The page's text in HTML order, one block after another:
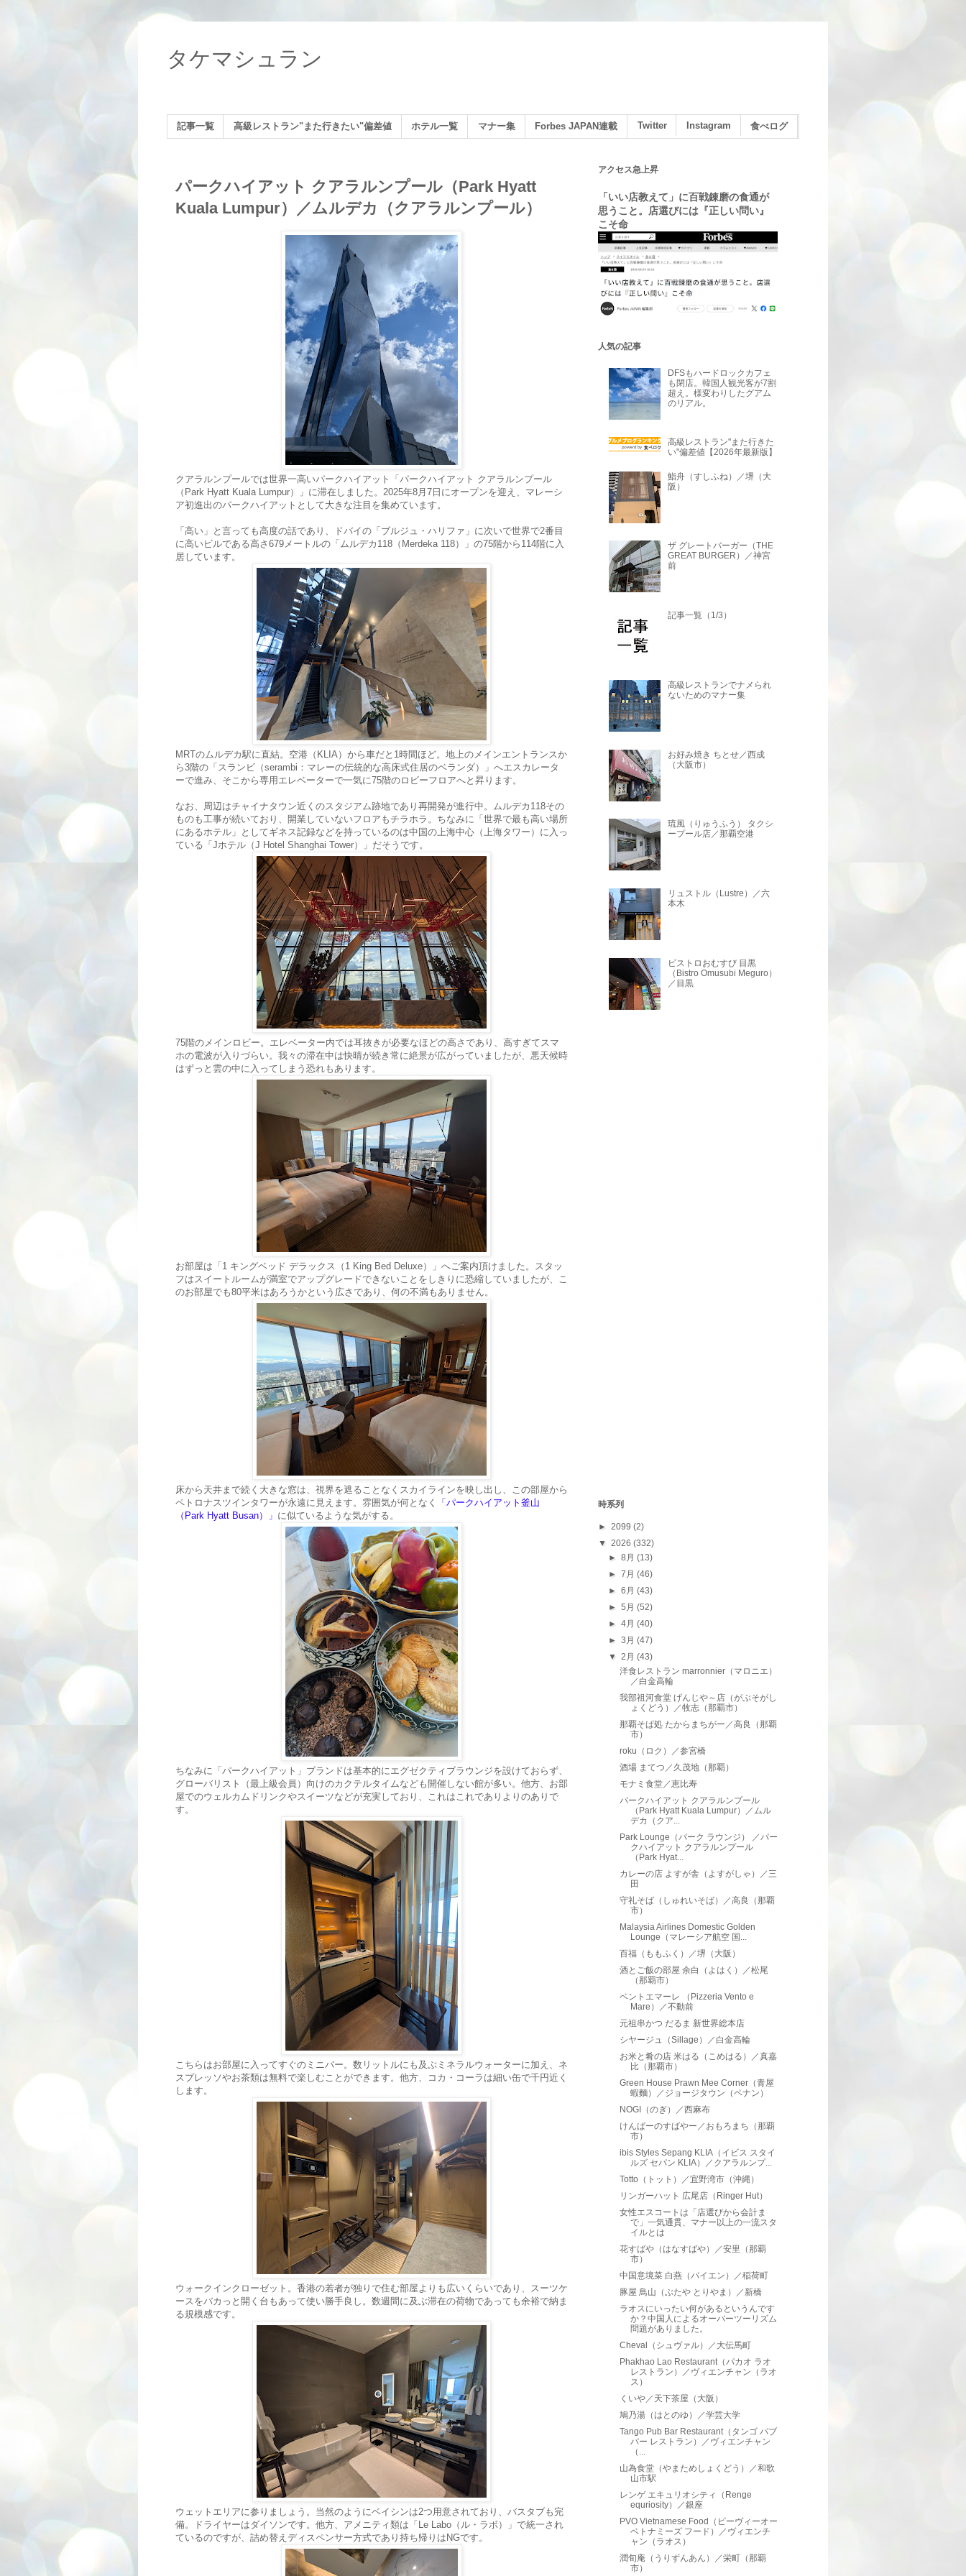
タケマシュラン
記事一覧 高級レストラン"また行きたい"偏差値 ホテル一覧 マナー集 Forbes JAPAN連載 Twitter Instagram 食べログ
パークハイアット クアラルンプール（Park Hyatt
Kuala Lumpur）／ムルデカ（クアラルンプール）
クアラルンプールでは世界一高いパークハイアット「パークハイアット クアラルンプール
（Park Hyatt Kuala Lumpur）」に滞在しました。2025年8月7日にオープンを迎え、マレーシ
ア初進出のパークハイアットとして大きな注目を集めています。
「高い」と言っても高度の話であり、ドバイの「ブルジュ・ハリファ」に次いで世界で2番目
に高いビルである高さ679メートルの「ムルデカ118（Merdeka 118）」の75階から114階に入
居しています。
MRTのムルデカ駅に直結。空港（KLIA）から車だと1時間ほど。地上のメインエントランスか
ら3階の「スランビ（serambi：マレーの伝統的な高床式住居のベランダ）」へエスカレータ
ーで進み、そこから専用エレベーターで一気に75階のロビーフロアへと昇ります。
なお、周辺はチャイナタウン近くのスタジアム跡地であり再開発が進行中。ムルデカ118その
ものも工事が続いており、開業していないフロアもチラホラ。ちなみに「世界で最も高い場所
にあるホテル」としてギネス記録などを持っているのは中国の上海中心（上海タワー）に入っ
ている「Jホテル（J Hotel Shanghai Tower）」だそうです。
75階のメインロビー。エレベーター内では耳抜きが必要なほどの高さであり、高すぎてスマ
ホの電波が入りづらい。我々の滞在中は快晴が続き常に絶景が広がっていましたが、悪天候時
はずっと雲の中に入ってしまう恐れもあります。
お部屋は「1 キングベッド デラックス（1 King Bed Deluxe）」へご案内頂けました。スタッ
フはスイートルームが満室でアップグレードできないことをしきりに恐縮していましたが、こ
のお部屋でも80平米はあろうかという広さであり、何の不満もありません。
床から天井まで続く大きな窓は、視界を遮ることなくスカイラインを映し出し、この部屋から
ペトロナスツインタワーが永遠に見えます。雰囲気が何となく
「パークハイアット釜山
（Park Hyatt Busan）」 に似ているような気がする。
ちなみに「パークハイアット」ブランドは基本的にエグゼクティブラウンジを設けておらず、
グローバリスト（最上級会員）向けのカクテルタイムなども開催しない館が多い。他方、お部
屋でのウェルカムドリンクやスイーツなどが充実しており、これはこれでありよりのありで
す。
こちらはお部屋に入ってすぐのミニバー。数リットルにも及ぶミネラルウォーターに加え、ネ
スプレッソやお茶類は無料で楽しむことができます。他方、コカ・コーラは細い缶で千円近く
します。
ウォークインクローゼット。香港の若者が独りで住む部屋よりも広いくらいであり、スーツケ
ースをバカっと開く台もあって使い勝手良し。数週間に及ぶ滞在の荷物であっても余裕で納ま
る規模感です。
ウェットエリアに参りましょう。当然のようにベイシンは2つ用意されており、バスタブも完
備。ドライヤーはダイソンです。他方、アメニティ類は「Le Labo（ル・ラボ）」で統一され
ているのですが、詰め替えディスペンサー方式であり持ち帰りはNGです。
アクセス急上昇
「いい店教えて」に百戦錬磨の食通が
思うこと。店選びには『正しい問い』
こそ命
人気の記事
DFSもハードロックカフェ
も閉店。韓国人観光客が7割
超え。様変わりしたグアム
のリアル。
高級レストラン"また行きた
い"偏差値【2026年最新版】
鮨舟（すしふね）／堺（大
阪）
ザ グレートバーガー（THE
GREAT BURGER）／神宮
前
記事一覧（1/3）
高級レストランでナメられ
ないためのマナー集
お好み焼き ちとせ／西成
（大阪市）
琉風（りゅうふう） タクシ
ープール店／那覇空港
リュストル（Lustre）／六
本木
ビストロおむすび 目黒
（Bistro Omusubi Meguro）
／目黒
時系列
► 2099 (2)
▼ 2026 (332)
►8月(13)
►7月(46)
►6月(43)
►5月(52)
►4月(40)
►3月(47)
▼2月(43)
洋食レストラン marronnier（マロニエ）
／白金高輪
我部祖河食堂 げんじや～店（がぶそがし
ょくどう）／牧志（那覇市）
那覇そば処 たからまちがー／高良（那覇
市）
roku（ロク）／参宮橋
酒場 まてつ／久茂地（那覇）
モナミ食堂／恵比寿
パークハイアット クアラルンプール
（Park Hyatt Kuala Lumpur）／ムル
デカ（クア...
Park Lounge（パーク ラウンジ） ／パー
クハイアット クアラルンプール
（Park Hyat...
カレーの店 よすが舎（よすがしゃ）／三
田
守礼そば（しゅれいそば）／高良（那覇
市）
Malaysia Airlines Domestic Golden
Lounge（マレーシア航空 国...
百福（ももふく）／堺（大阪）
酒とご飯の部屋 余白（よはく）／松尾
（那覇市）
ベントエマーレ （Pizzeria Vento e
Mare）／不動前
元祖串かつ だるま 新世界総本店
シヤージュ（Sillage）／白金高輪
お米と肴の店 米はる（こめはる）／真嘉
比（那覇市）
Green House Prawn Mee Corner（青屋
蝦麵）／ジョージタウン（ペナン）
NOGI（のぎ）／西麻布
けんぱーのすばやー／おもろまち（那覇
市）
ibis Styles Sepang KLIA（イビス スタイ
ルズ セパン KLIA）／クアラルンプ...
Totto（トット）／宜野湾市（沖縄）
リンガーハット 広尾店（Ringer Hut）
女性エスコートは「店選びから会計ま
で」一気通貫、マナー以上の一流スタ
イルとは
花すばや（はなすばや）／安里（那覇
市）
中国意境菜 白燕（バイエン）／稲荷町
豚屋 鳥山（ぶたや とりやま）／新橋
ラオスにいったい何があるというんです
か？中国人によるオーバーツーリズム
問題がありました。
Cheval（シュヴァル）／大伝馬町
Phakhao Lao Restaurant（パカオ ラオ
レストラン）／ヴィエンチャン（ラオ
ス）
くいや／天下茶屋（大阪）
鳩乃湯（はとのゆ）／学芸大学
Tango Pub Bar Restaurant（タンゴ パブ
バー レストラン）／ヴィエンチャン
（...
山為食堂（やまためしょくどう）／和歌
山市駅
レンゲ エキュリオシティ（Renge
equriosity）／銀座
PVO Vietnamese Food（ピーヴィーオー
ベトナミーズ フード）／ヴィエンチ
ャン（ラオス）
潤旬庵（うりずんあん）／栄町（那覇
市）